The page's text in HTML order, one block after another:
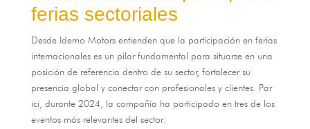
ferias sectoriales
Desde Idemo Motors entienden que la participación en ferias
internacionales es un pilar fundamental para situarse en una
posición de referencia dentro de su sector, fortalecer su
presencia global y conectar con profesionales y clientes. Par
ici, durante2024, la compañía ha participado en tres de los
eventos más relevantes del sector: